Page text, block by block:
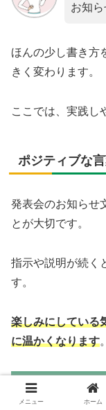
お知ら
ほんの少し書き方
きく変わります。
ここでは、実践し
ポジティブな
発表会のお知らせ
とが大切です。
指示や説明が続く
す。
楽しみにしている
に温かくなります。
よく使われる表現
参加してください
メニュー ホーム